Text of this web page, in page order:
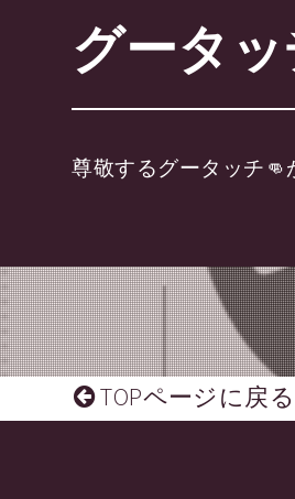
グータッ
尊敬するグータッチ👊
TOPページに戻る